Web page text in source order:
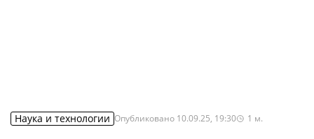
Наука и технологии Опубликовано 10.09.25, 19:30 1 м.